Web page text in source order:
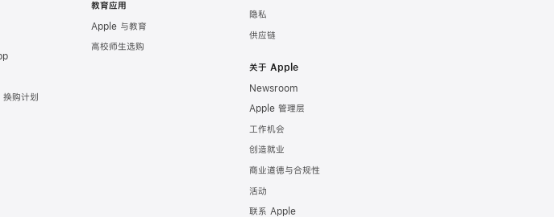
购计划
教育应用
Apple 与教育
高校师生选购
隐私
供应链
关于 Apple
Newsroom
Apple 管理层
工作机会
创造就业
商业道德与合规性
活动
联系 Apple